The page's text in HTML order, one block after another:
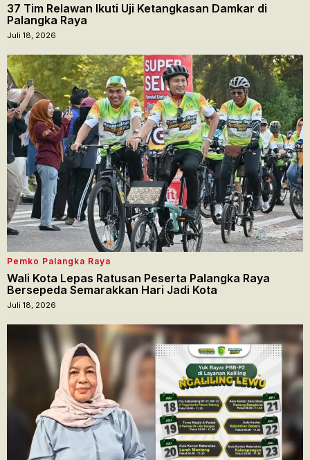
37 Tim Relawan Ikuti Uji Ketangkasan Damkar di
Palangka Raya
Juli 18, 2026
Pemko Palangka Raya
Wali Kota Lepas Ratusan Peserta Palangka Raya
Bersepeda Semarakkan Hari Jadi Kota
Juli 18, 2026